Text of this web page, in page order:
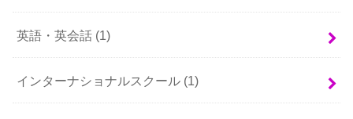
英語・英会話 (1)
インターナショナルスクール (1)